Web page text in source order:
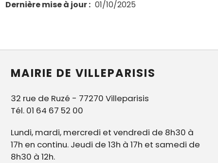
Dernière mise à jour 01/10/2025
MAIRIE DE VILLEPARISIS
32 rue de Ruzé - 77270 Villeparisis
Tél. 01 64 67 52 00
Lundi, mardi, mercredi et vendredi de 8h30 à
17h en continu. Jeudi de 13h à 17h et samedi de
8h30 à 12h.